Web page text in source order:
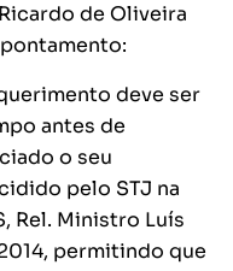
de Oliveira
deve ser
antes de
o seu
pelo STJ na
Rel. Ministro Luís
permitindo que